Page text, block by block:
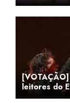
leitores do